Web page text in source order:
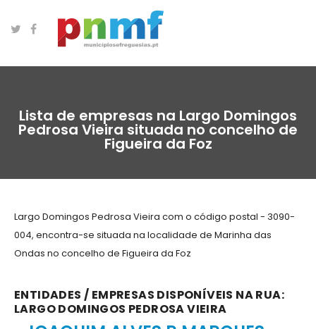
Lista de empresas na Largo Domingos
Pedrosa Vieira situada no concelho de
Figueira da Foz
Largo Domingos Pedrosa Vieira com o código postal - 3090-
004, encontra-se situada na localidade de Marinha das
Ondas no concelho de Figueira da Foz
ENTIDADES / EMPRESAS DISPONÍVEIS NA RUA:
LARGO DOMINGOS PEDROSA VIEIRA